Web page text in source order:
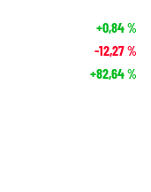
+0,84%
-12,27%
+82,64%